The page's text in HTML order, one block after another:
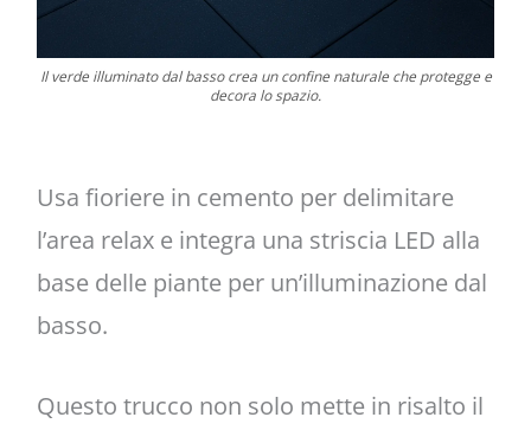
Il verde illuminato dal basso crea un confine naturale che protegge e
decora lo spazio.
Usa fioriere in cemento per delimitare
l’area relax e integra una striscia LED alla
base delle piante per un’illuminazione dal
basso.
Questo trucco non solo mette in risalto il